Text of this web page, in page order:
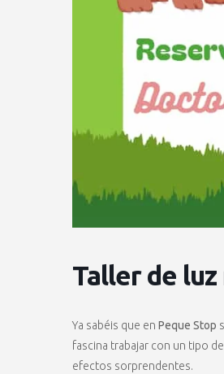
Taller de
Ya sabéis que en Peque Stop
fascina trabajar con un tipo
efectos sorprendentes.